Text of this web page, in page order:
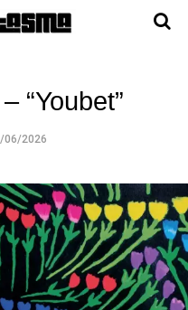
“Youbet”
06/2026